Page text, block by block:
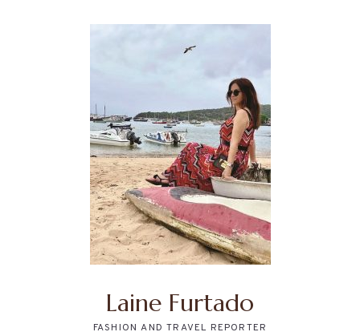
Laine Furtado
FASHION AND TRAVEL REPORTER